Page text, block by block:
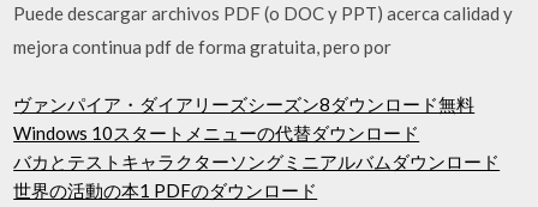
Puede descargar archivos PDF (o DOC y PPT) acerca calidad y
mejora continua pdf de forma gratuita, pero por
ヴァンパイア・ダイアリーズシーズン8ダウンロード無料
Windows 10スタートメニューの代替ダウンロード
バカとテストキャラクターソングミニアルバムダウンロード
世界の活動の本1 PDFのダウンロード